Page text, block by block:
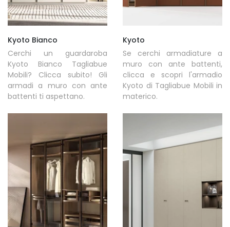
Kyoto Bianco
Cerchi un guardaroba
Kyoto Bianco Tagliabue
Mobili? Clicca subito! Gli
armadi a muro con ante
battenti ti aspettano.
Kyoto
Se cerchi armadiature a
muro con ante battenti,
clicca e scopri l'armadio
Kyoto di Tagliabue Mobili in
materico.